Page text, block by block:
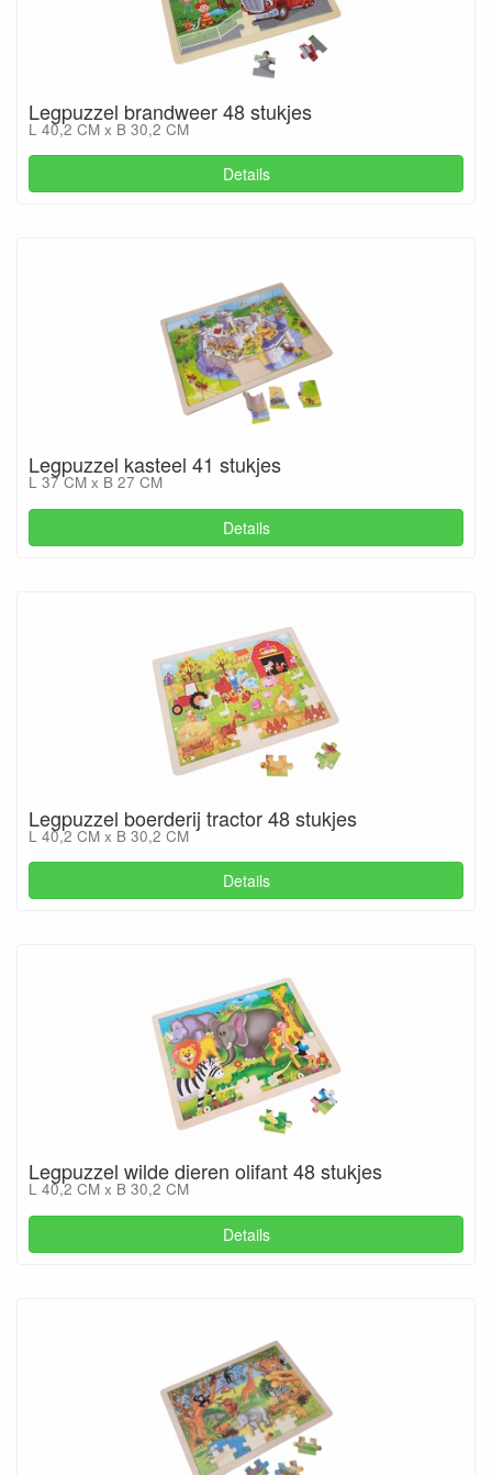
Legpuzzel brandweer 48 stukjes
L 40,2 CM x B 30,2 CM
Details
Legpuzzel kasteel 41 stukjes
L 37 CM x B 27 CM
Details
Legpuzzel boerderij tractor 48 stukjes
L 40,2 CM x B 30,2 CM
Details
Legpuzzel wilde dieren olifant 48 stukjes
L 40,2 CM x B 30,2 CM
Details